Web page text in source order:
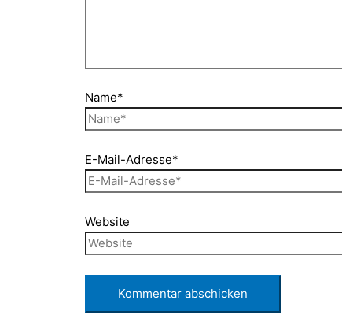
Name*
E-Mail-Adresse*
Website